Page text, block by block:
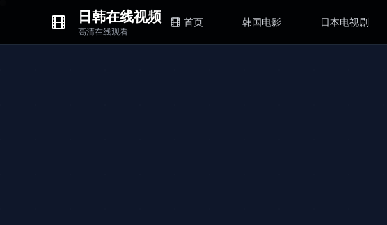
日韩在线视频
高清在线观看
首页 韩国电影 日本电视剧